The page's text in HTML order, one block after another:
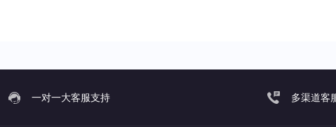
一对一大客服支持 多渠道客